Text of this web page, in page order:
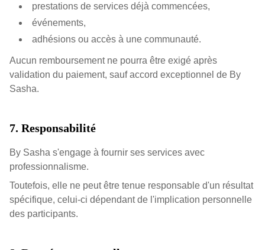
prestations de services déjà commencées,
événements,
adhésions ou accès à une communauté.
Aucun remboursement ne pourra être exigé après
validation du paiement, sauf accord exceptionnel de By
Sasha.
7. Responsabilité
By Sasha s'engage à fournir ses services avec
professionnalisme.
Toutefois, elle ne peut être tenue responsable d'un résultat
spécifique, celui-ci dépendant de l'implication personnelle
des participants.